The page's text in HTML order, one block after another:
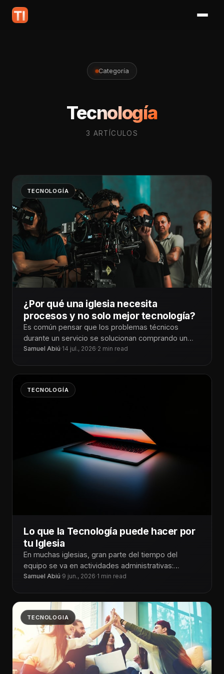
Categoría
Tecnología
3 ARTÍCULOS
TECNOLOGÍA
¿Por qué una iglesia necesita
procesos y no solo mejor tecnología?
Es común pensar que los problemas técnicos
durante un servicio se solucionan comprando un
mejor equipo. Una consola más moderna,
Samuel Abiú·14 jul., 2026·2 min read
TECNOLOGÍA
Lo que la Tecnología puede hacer por
tu Iglesia
En muchas iglesias, gran parte del tiempo del
equipo se va en actividades administrativas:
responder mensajes repetitivos, registrar
Samuel Abiú·9 jun., 2026·1 min read
TECNOLOGIA